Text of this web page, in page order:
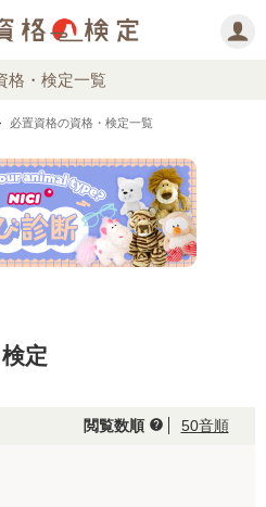
格・検定一覧
必置資格の資格・検定一覧
定
閲覧数順 help 50音順